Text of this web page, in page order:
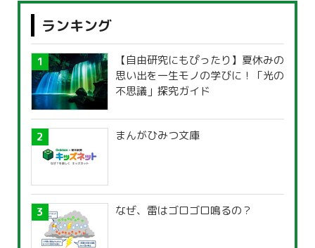
ランキング
【自由研究にもぴったり】夏休みの
思い出を一生モノの学びに！「光の
不思議」探究ガイド
まんがひみつ文庫
なぜ、雷はゴロゴロ鳴るの？